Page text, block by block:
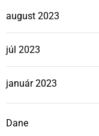
august 2023
júl 2023
január 2023
Dane